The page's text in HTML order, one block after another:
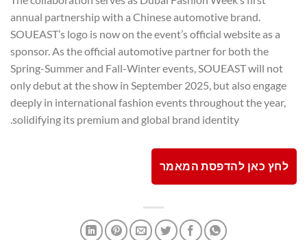
annual partnership with a Chinese automotive brand.
SOUEAST’s logo is now on the event’s official website as a
sponsor. As the official automotive partner for both the
Spring-Summer and Fall-Winter events, SOUEAST will not
only debut at the show in September 2025, but also engage
deeply in international fashion events throughout the year,
solidifying its premium and global brand identity.
לחץ כאן להדפסת המאמר